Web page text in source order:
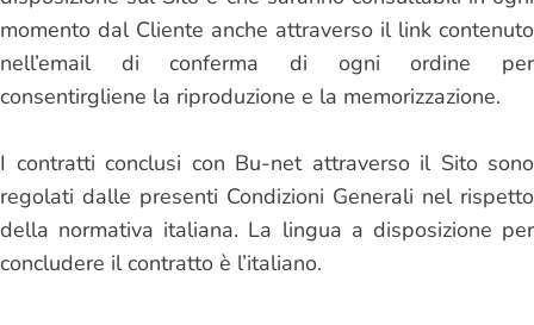
momento dal Cliente anche attraverso il link contenuto
nell’email di conferma di ogni ordine per
consentirgliene la riproduzione e la memorizzazione.
I contratti conclusi con Bu-net attraverso il Sito sono
regolati dalle presenti Condizioni Generali nel rispetto
della normativa italiana. La lingua a disposizione per
concludere il contratto è l’italiano.